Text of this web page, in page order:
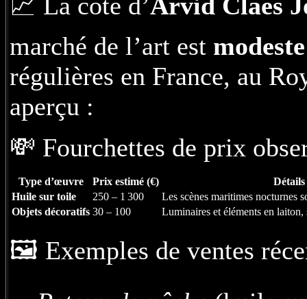
marché de l’art est
régulières en France, au
aperçu :
💸 Fourchettes de prix
Type d’œuvre Prix estimé (€)
Détails
Huile sur toile
250 – 1 300
Les scènes maritimes nocturnes
Objets décoratifs 30 – 100 Luminaires et éléments en laiton,
🖼️ Exemples de ventes